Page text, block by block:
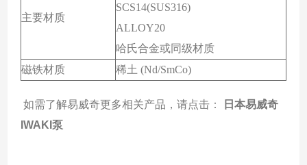
主要材质
SCS14(SUS316)
ALLOY20
哈氏合金或同级材质
磁铁材质
稀土 (Nd/SmCo)
如需了解易威奇更多相关产品，请点击：
日本易威奇
IWAKI泵